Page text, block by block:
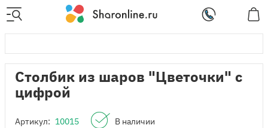
Столбик из шаров "Цветочки" с
цифрой
Артикул: 10015 В наличии